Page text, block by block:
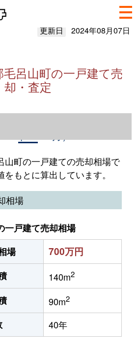
更新日 2024年08月07日
呂山町の一戸建て売
却・査定
山町の一戸建ての売却相場で
もとに算出しています。
相場
一戸建て売却相場
場
700万円
140m2
90m2
40年